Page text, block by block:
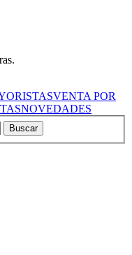
VENTA POR
NOVEDADES
Buscar